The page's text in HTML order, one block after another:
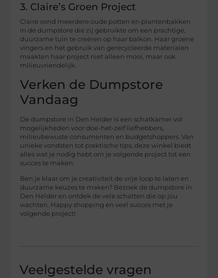
3. Claire’s Groen Project
Claire vond meerdere oude potten en plantenbakken
in de dumpstore die zij gebruikte om een prachtige,
duurzame tuin te creëren op haar balkon. Haar groene
vingers en het gebruik van gerecycleerde materialen
maakten haar project niet alleen mooi, maar ook
milieuvriendelijk.
Verken de Dumpstore
Vandaag
De dumpstore in Den Helder is een schatkamer vol
mogelijkheden voor doe-het-zelf liefhebbers,
milieubewuste consumenten en budgetshoppers. Van
unieke vondsten tot praktische tips, deze winkel biedt
alles wat je nodig hebt om je volgende project tot een
succes te maken.
Ben je klaar om je creativiteit de vrije loop te laten en
duurzame keuzes te maken? Bezoek de dumpstore in
Den Helder en ontdek de vele schatten die op jou
wachten. Happy shopping en veel succes met je
volgende project!
Veelgestelde vragen